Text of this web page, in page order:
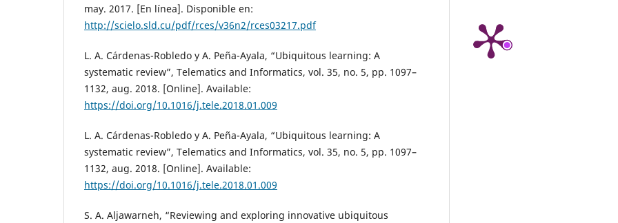
may. 2017. [En línea]. Disponible en:
http://scielo.sld.cu/pdf/rces/v36n2/rces03217.pdf
L. A. Cárdenas-Robledo y A. Peña-Ayala, “Ubiquitous learning: A
systematic review”, Telematics and Informatics, vol. 35, no. 5, pp. 1097–
1132, aug. 2018. [Online]. Available:
https://doi.org/10.1016/j.tele.2018.01.009
L. A. Cárdenas-Robledo y A. Peña-Ayala, “Ubiquitous learning: A
systematic review”, Telematics and Informatics, vol. 35, no. 5, pp. 1097–
1132, aug. 2018. [Online]. Available:
https://doi.org/10.1016/j.tele.2018.01.009
S. A. Aljawarneh, “Reviewing and exploring innovative ubiquitous